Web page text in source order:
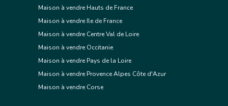
Maison à vendre Hauts de France
Maison à vendre Ile de France
Maison à vendre Centre Val de Loire
Maison à vendre Occitanie
Maison à vendre Pays de la Loire
Maison à vendre Provence Alpes Côte d'Azur
Maison à vendre Corse